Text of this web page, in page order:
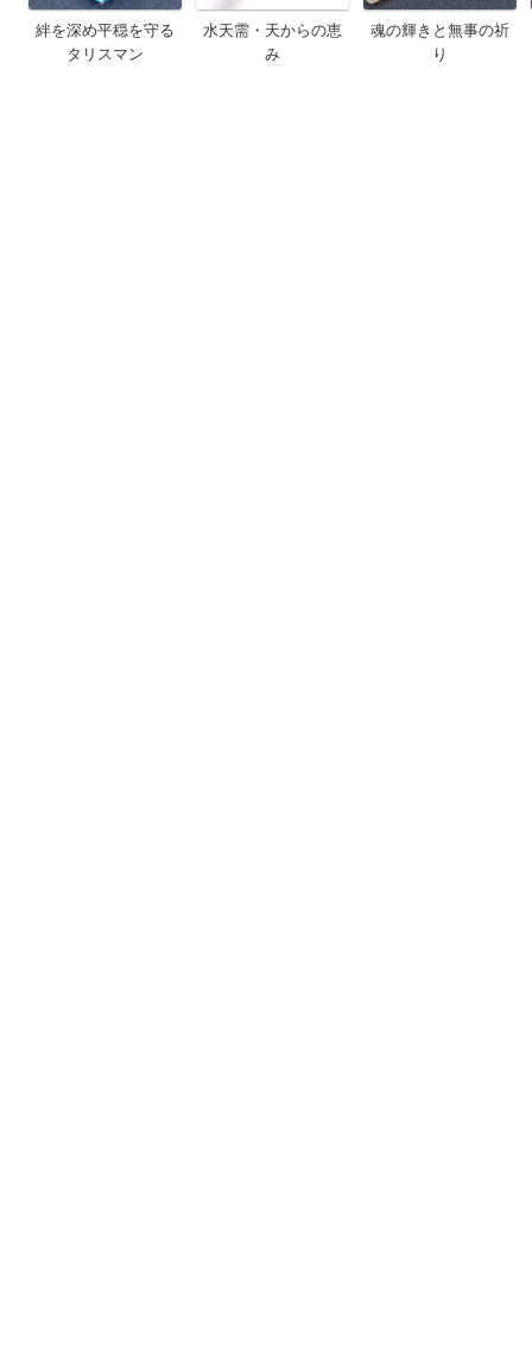
絆を深め平穏を守る
タリスマン
水天需・天からの恵
み
魂の輝きと無事の祈
り